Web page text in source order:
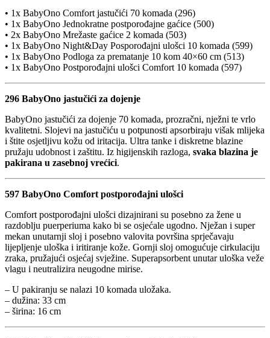
• 1x BabyOno Comfort jastučići 70 komada (296)
• 1x BabyOno Jednokratne postporođajne gaćice (500)
• 2x BabyOno Mrežaste gaćice 2 komada (503)
• 1x BabyOno Night&Day Posporođajni ulošci 10 komada (599)
• 1x BabyOno Podloga za prematanje 10 kom 40×60 cm (513)
• 1x BabyOno Postporođajni ulošci Comfort 10 komada (597)
296 BabyOno jastučići za dojenje
BabyOno jastučići za dojenje 70 komada, prozračni, nježni te vrlo
kvalitetni. Slojevi na jastučiću u potpunosti apsorbiraju višak mlijeka
i štite osjetljivu kožu od iritacija. Ultra tanke i diskretne blazine
pružaju udobnost i zaštitu. Iz higijenskih razloga, svaka blazina je
pakirana u zasebnoj vrećici.
597 BabyOno Comfort postporođajni ulošci
Comfort postporođajni ulošci dizajnirani su posebno za žene u
razdoblju puerperiuma kako bi se osjećale ugodno. Nježan i super
mekan unutarnji sloj i posebno valovita površina sprječavaju
lijepljenje uloška i iritiranje kože. Gornji sloj omogućuje cirkulaciju
zraka, pružajući osjećaj svježine. Superapsorbent unutar uloška veže
vlagu i neutralizira neugodne mirise.
– U pakiranju se nalazi 10 komada uložaka.
– dužina: 33 cm
– širina: 16 cm